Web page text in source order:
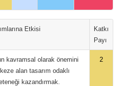
Etkisi
Katkı
Payı
kavramsal olarak önemini
alan tasarım odaklı
kazandırmak.
2